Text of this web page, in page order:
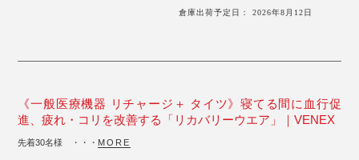
倉庫出荷予定日： 2026年8月12日
《一般医療機器 リチャージ＋ タイツ》寝てる間に血行促
進、疲れ・コリを改善する「リカバリーウエア」｜VENEX
先着30名様 ・・・ MORE